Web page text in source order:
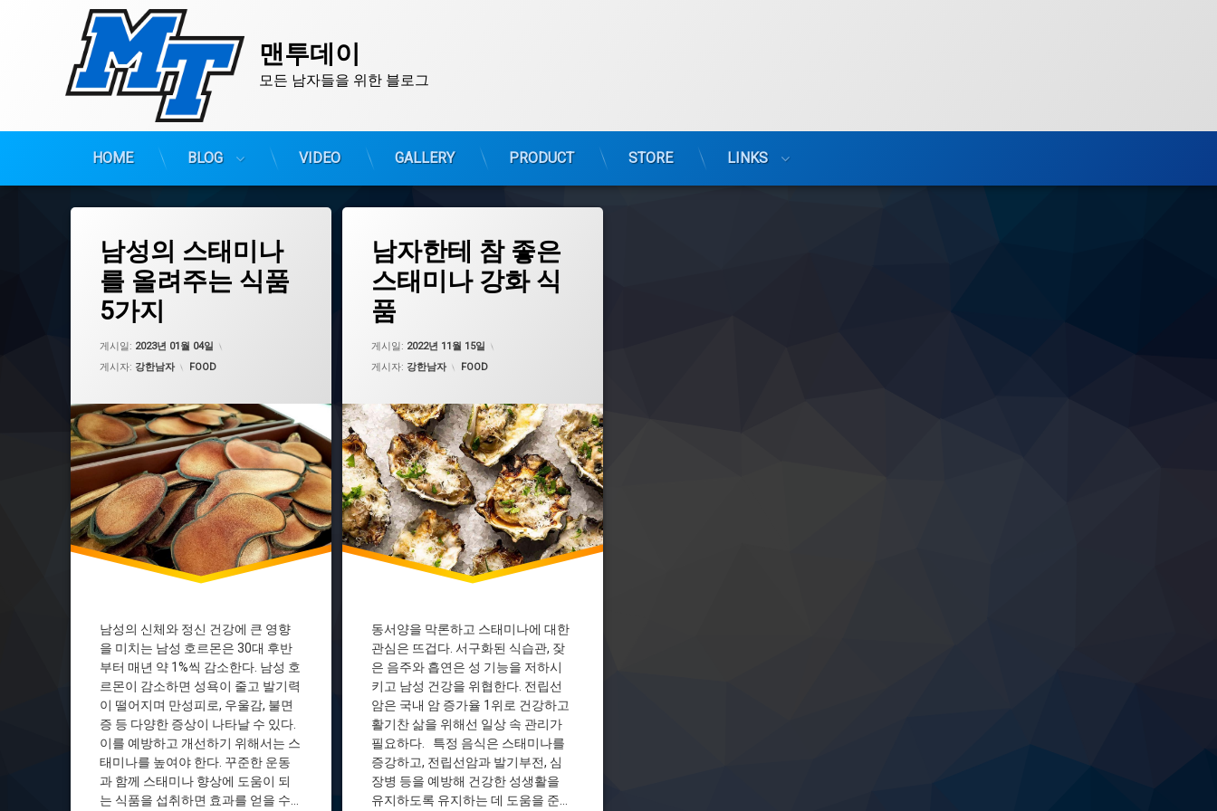
맨투데이
모든 남자들을 위한 블로그
HOME BLOG VIDEO GALLERY PRODUCT STORE LINKS
남성의 스태미나
를 올려주는 식품
5가지
게시일: 2023년 01월 04일
게시자: 강한남자 카테고리:
FOOD
남성의 신체와 정신 건강에 큰 영향
을 미치는 남성 호르몬은 30대 후반
부터 매년 약 1%씩 감소한다. 남성 호
르몬이 감소하면 성욕이 줄고 발기력
이 떨어지며 만성피로, 우울감, 불면
증 등 다양한 증상이 나타날 수 있다.
이를 예방하고 개선하기 위해서는 스
태미나를 높여야 한다. 꾸준한 운동
과 함께 스태미나 향상에 도움이 되
는 식품을 섭취하면 효과를 얻을 수
스태미나
스태미나 식품
자양강장제
남자한테 참 좋은
스태미나 강화 식
품
게시일: 2022년 11월 15일
게시자: 강한남자 카테고리:
FOOD
동서양을 막론하고 스태미나에 대한
관심은 뜨겁다. 서구화된 식습관, 잦
은 음주와 흡연은 성 기능을 저하시
키고 남성 건강을 위협한다. 전립선
암은 국내 암 증가율 1위로 건강하고
활기찬 삶을 위해선 일상 속 관리가
필요하다. 특정 음식은 스태미나를
증강하고, 전립선암과 발기부전, 심
장병 등을 예방해 건강한 성생활을
유지하도록 유지하는 데 도움을 준
스태미나